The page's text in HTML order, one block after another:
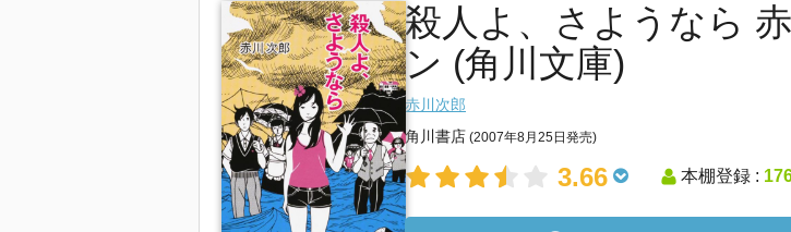
殺人よ、さようなら
ン (角川文庫)
赤川次郎
角川書店 (2007年8月25日発売)
3.66 本棚登録 :